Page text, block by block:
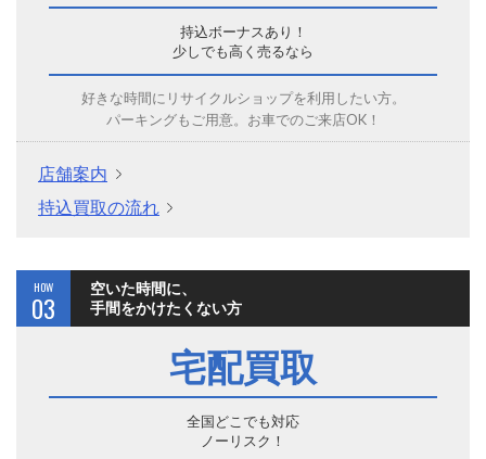
持込ボーナスあり！
少しでも高く売るなら
好きな時間にリサイクルショップを利用したい方。
パーキングもご用意。お車でのご来店OK！
店舗案内
持込買取の流れ
HOW
03
空いた時間に、
手間をかけたくない方
宅配買取
全国どこでも対応
ノーリスク！